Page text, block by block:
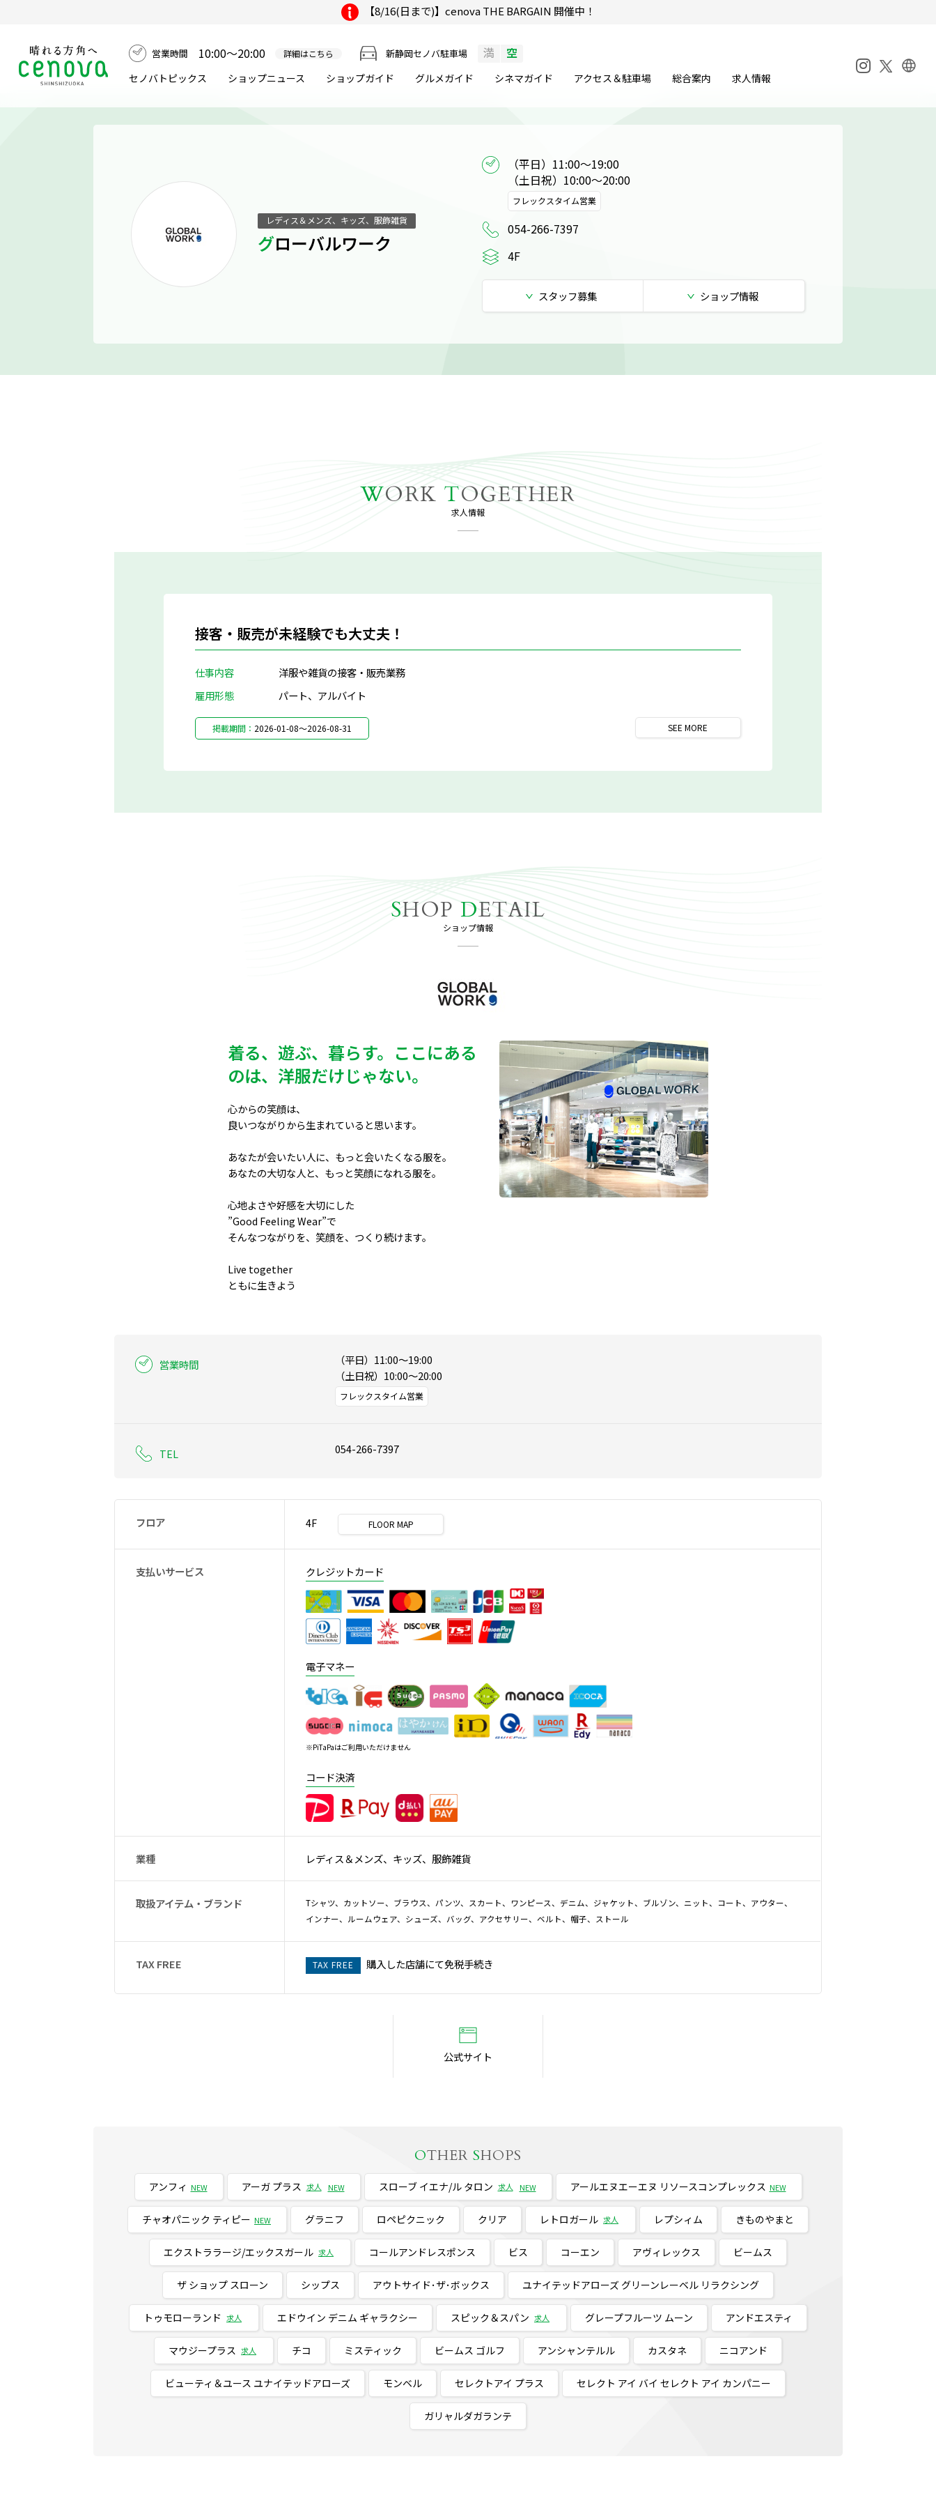
【8/16(日まで)】cenova THE BARGAIN 開催中！
営業時間 10:00～20:00 詳細はこちら 新静岡セノバ駐車場 満 空
セノバトピックス ショップニュース ショップガイド グルメガイド シネマガイド アクセス＆駐車場 総合案内 求人情報
レディス＆メンズ、キッズ、服飾雑貨
グローバルワーク
（平日）11:00～19:00
（土日祝）10:00～20:00
フレックスタイム営業
054-266-7397
4F
スタッフ募集 ショップ情報
WORK TOGETHER
求人情報
接客・販売が未経験でも大丈夫！
仕事内容
洋服や雑貨の接客・販売業務
雇用形態
パート、アルバイト
掲載期間： 2026-01-08～2026-08-31 SEEMORE
SHOPDETAIL
ショップ情報
着る、遊ぶ、暮らす。ここにある
のは、洋服だけじゃない。
心からの笑顔は、
良いつながりから生まれていると思います。
あなたが会いたい人に、もっと会いたくなる服を。
あなたの大切な人と、もっと笑顔になれる服を。
心地よさや好感を大切にした
”Good Feeling Wear”で
そんなつながりを、笑顔を、つくり続けます。
Live together
ともに生きよう
営業時間
（平日）11:00～19:00
（土日祝）10:00～20:00
フレックスタイム営業
TEL 054-266-7397
フロア 4F FLOOR MAP
支払いサービス クレジットカード
電子マネー
※PiTaPaはご利用いただけません
コード決済
業種 レディス＆メンズ、キッズ、服飾雑貨
取扱アイテム・ブランド
Tシャツ、カットソー、ブラウス、パンツ、スカート、ワンピース、デニム、ジャケット、ブルゾン、ニット、コート、アウター、
インナー、ルームウェア、シューズ、バッグ、アクセサリー、ベルト、帽子、ストール
TAX FREE TAX FREE 購入した店舗にて免税手続き
公式サイト
OTHER SHOPS
アンフィ NEW アーガ プラス 求人 NEW スローブ イエナ/ル タロン 求人 NEW アールエヌエーエヌ リソースコンプレックス NEW
チャオパニック ティピー NEW グラニフ ロペピクニック クリア レトロガール 求人 レプシィム きものやまと
エクストララージ/エックスガール 求人 コールアンドレスポンス ビス コーエン アヴィレックス ビームス
ザ ショップ スローン シップス アウトサイド･ザ･ボックス ユナイテッドアローズ グリーンレーベル リラクシング
トゥモローランド 求人 エドウイン デニム ギャラクシー スピック＆スパン 求人 グレープフルーツ ムーン アンドエスティ
マウジープラス 求人 チコ ミスティック ビームス ゴルフ アンシャンテルル カスタネ ニコアンド
ビューティ＆ユース ユナイテッドアローズ モンベル セレクトアイ プラス セレクト アイ バイ セレクト アイ カンパニー
ガリャルダガランテ